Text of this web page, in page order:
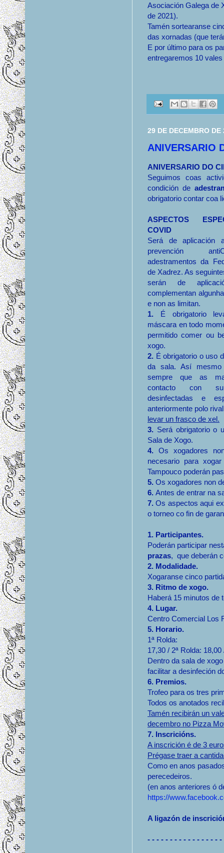
Asociación Galega de
de 2021).
Tamén sortearanse
das xornadas (que
E por último para os
entregaremos 10
29 DE DECEMBRO DE
ANIVERSARIO
ANIVERSARIO DO
Seguimos coas
condición de
obrigatorio contar coa
ASPECTOS
COVID
Será de aplicación
prevención
adestramentos da
de Xadrez. As
serán de
complementan
e non as limitan.
1. É obrigatorio
máscara en todo
permitido comer ou
xogo.
2. É obrigatorio o uso
da sala. Así mesmo
sempre que as
contacto con
desinfectadas e
anteriormente polo
levar un frasco de xel.
3. Será obrigatorio o
Sala de Xogo.
4. Os xogadores
necesario para
Tampouco poderán
5. Os xogadores non
6. Antes de entrar na
7.Os aspectos aqui
o torneo co fin de
1. Participantes.
Poderán participar
prazas, que deberán
2. Modalidade.
Xogaranse cinco
3. Ritmo de xogo.
Haberá 15 minutos de
4. Lugar.
Centro Comercial Los
5. Horario.
1ª Rolda:
17,30 / 2ª Rolda:
Dentro da sala de
facilitar a desinfeción
6. Premios.
Trofeo para os tres
Todos os anotados
Tamén recibirán un
decembro no Pizza
7. Inscricións.
A inscrición é de 3
Prégase traer a
Como en anos
perecedeiros.
(en anos anteriores ó
https://
A ligazón de
- - - - - - - - - - - - - - - -